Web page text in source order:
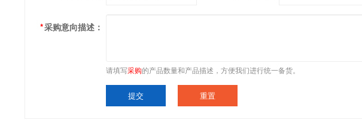
*采购意向描述：
请填写采购的产品数量和产品描述，方便我们进行统一备货。